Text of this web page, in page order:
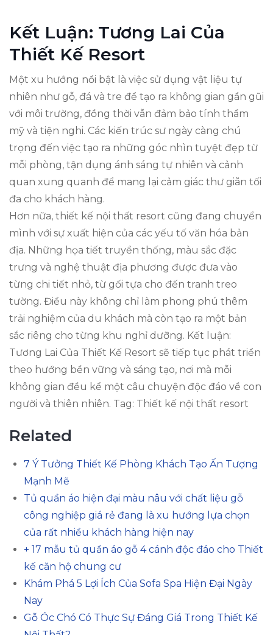
Kết Luận: Tương Lai Của
Thiết Kế Resort
Một xu hướng nổi bật là việc sử dụng vật liệu tự
nhiên như gỗ, đá và tre để tạo ra không gian gần gũi
với môi trường, đồng thời vẫn đảm bảo tính thẩm
mỹ và tiện nghi. Các kiến trúc sư ngày càng chú
trọng đến việc tạo ra những góc nhìn tuyệt đẹp từ
mỗi phòng, tận dụng ánh sáng tự nhiên và cảnh
quan xung quanh để mang lại cảm giác thư giãn tối
đa cho khách hàng.
Hơn nữa, thiết kế nội thất resort cũng đang chuyển
mình với sự xuất hiện của các yếu tố văn hóa bản
địa. Những họa tiết truyền thống, màu sắc đặc
trưng và nghệ thuật địa phương được đưa vào
từng chi tiết nhỏ, từ gối tựa cho đến tranh treo
tường. Điều này không chỉ làm phong phú thêm
trải nghiệm của du khách mà còn tạo ra một bản
sắc riêng cho từng khu nghỉ dưỡng. Kết luận:
Tương Lai Của Thiết Kế Resort sẽ tiếp tục phát triển
theo hướng bền vững và sáng tạo, nơi mà mỗi
không gian đều kể một câu chuyện độc đáo về con
người và thiên nhiên. Tag: Thiết kế nội thất resort
Related
7 Ý Tưởng Thiết Kế Phòng Khách Tạo Ấn Tượng
Mạnh Mẽ
Tủ quần áo hiện đại màu nâu với chất liệu gỗ
công nghiệp giá rẻ đang là xu hướng lựa chọn
của rất nhiều khách hàng hiện nay
+ 17 mẫu tủ quần áo gỗ 4 cánh độc đáo cho Thiết
kế căn hộ chung cư
Khám Phá 5 Lợi Ích Của Sofa Spa Hiện Đại Ngày
Nay
Gỗ Óc Chó Có Thực Sự Đáng Giá Trong Thiết Kế